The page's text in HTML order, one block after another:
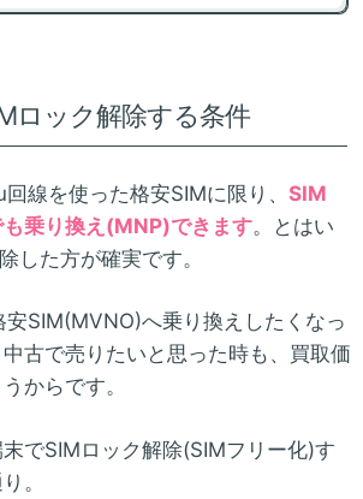
ロック解除する条件
線を使った格安SIMに限り、 SIM
も乗り換え(MNP)できます。とはい
した方が確実です。
SIM(MVNO)へ乗り換えしたくなっ
古で売りたいと思った時も、買取価
からです。
でSIMロック解除(SIMフリー化)す
。